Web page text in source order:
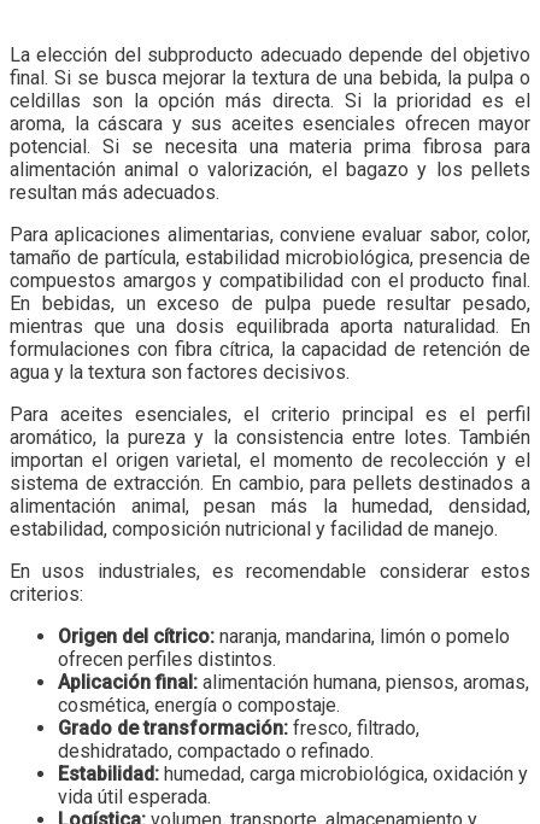
La elección del subproducto adecuado depende del objetivo
final. Si se busca mejorar la textura de una bebida, la pulpa o
celdillas son la opción más directa. Si la prioridad es el
aroma, la cáscara y sus aceites esenciales ofrecen mayor
potencial. Si se necesita una materia prima fibrosa para
alimentación animal o valorización, el bagazo y los pellets
resultan más adecuados.
Para aplicaciones alimentarias, conviene evaluar sabor, color,
tamaño de partícula, estabilidad microbiológica, presencia de
compuestos amargos y compatibilidad con el producto final.
En bebidas, un exceso de pulpa puede resultar pesado,
mientras que una dosis equilibrada aporta naturalidad. En
formulaciones con fibra cítrica, la capacidad de retención de
agua y la textura son factores decisivos.
Para aceites esenciales, el criterio principal es el perfil
aromático, la pureza y la consistencia entre lotes. También
importan el origen varietal, el momento de recolección y el
sistema de extracción. En cambio, para pellets destinados a
alimentación animal, pesan más la humedad, densidad,
estabilidad, composición nutricional y facilidad de manejo.
En usos industriales, es recomendable considerar estos
criterios:
Origen del cítrico: naranja, mandarina, limón o pomelo
ofrecen perfiles distintos.
Aplicación final: alimentación humana, piensos, aromas,
cosmética, energía o compostaje.
Grado de transformación: fresco, filtrado,
deshidratado, compactado o refinado.
Estabilidad: humedad, carga microbiológica, oxidación y
vida útil esperada.